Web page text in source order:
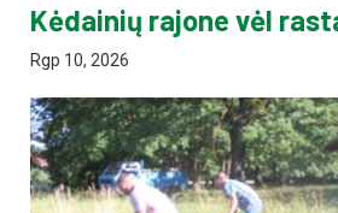
Kėdainių rajone vėl
Rgp 10, 2026